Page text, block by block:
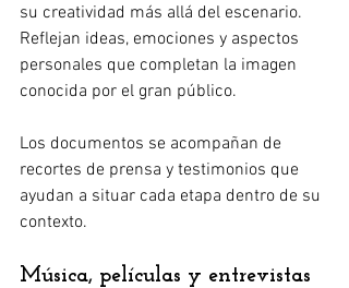
su creatividad más allá del escenario.
Reflejan ideas, emociones y aspectos
personales que completan la imagen
conocida por el gran público.
Los documentos se acompañan de
recortes de prensa y testimonios que
ayudan a situar cada etapa dentro de su
contexto.
Música, películas y entrevistas